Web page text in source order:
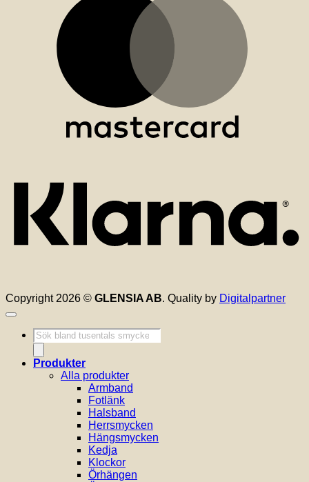
Copyright 2026 © GLENSIA AB. Quality by Digitalpartner
Produktsökning
Produkter
Alla produkter
Armband
Fotlänk
Halsband
Herrsmycken
Hängsmycken
Kedja
Klockor
Örhängen